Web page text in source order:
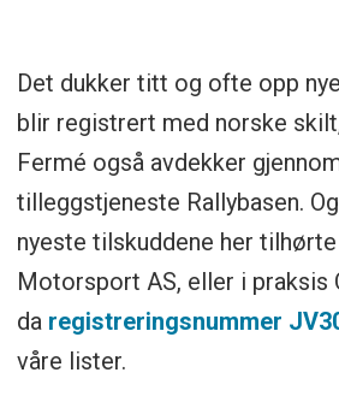
Det dukker titt og ofte opp
blir registrert med norske
Fermé også avdekker
tilleggstjeneste Rallybasen.
nyeste tilskuddene her
Motorsport AS, eller i praksis
da registreringsnummer
våre lister.